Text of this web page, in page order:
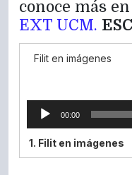
conoce más
EXT UCM.
Filit en imágenes
Reproductor
Audio
00:00
1. Filit en imágenes